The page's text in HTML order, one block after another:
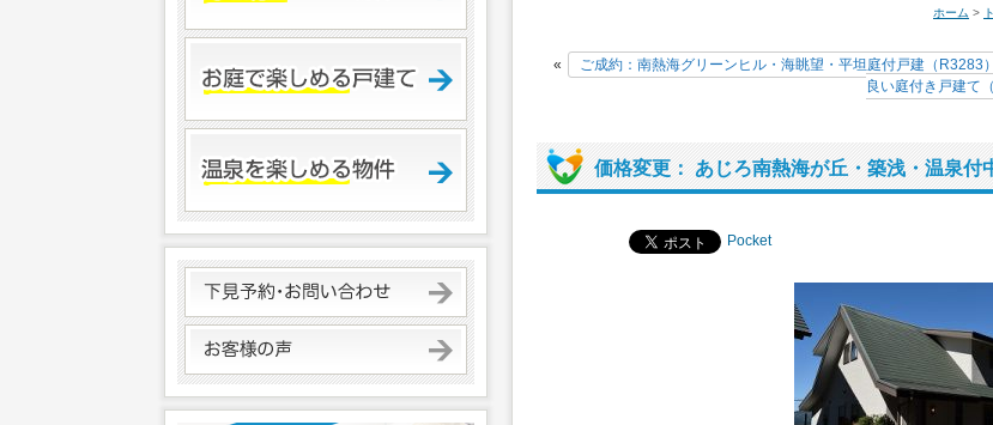
ホーム >
« ご成約：南熱海グリーンヒル・海眺望・平坦庭付戸建（R3283）
良い庭付き戸建て
価格変更： あじろ南熱海が丘・築浅・温泉付
Pocket